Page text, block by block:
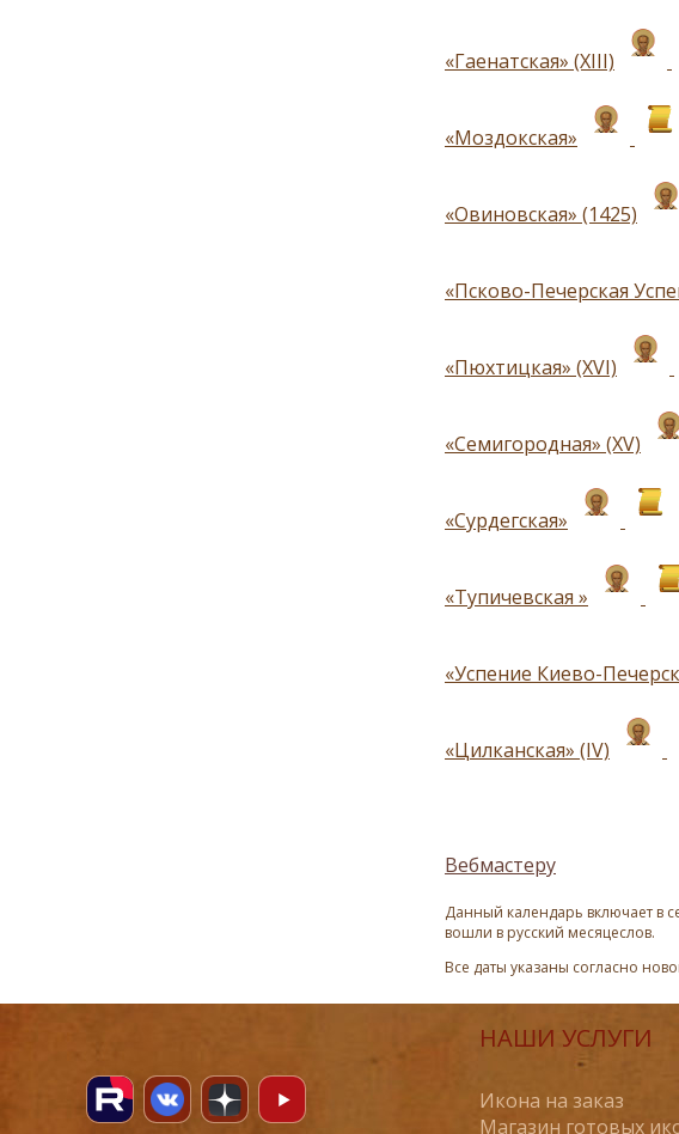
«Гаенатская» (ХIII)
«Моздокская»
«Овиновская» (1425)
«Псково-Печерская
«Пюхтицкая» (ХVI)
«Семигородная» (ХV)
«Сурдегская»
«Тупичевская »
«Успение Киево-
«Цилканская» (IV)
Вебмастеру
Данный календарь включает в
вошли в русский месяцеслов.
Все даты указаны согласно
НАШИ УСЛУГИ
Икона на заказ
Магазин готовых